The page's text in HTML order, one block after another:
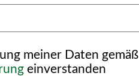
meiner Daten gemäß
einverstanden